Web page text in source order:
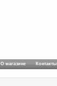
О магазине Контакты